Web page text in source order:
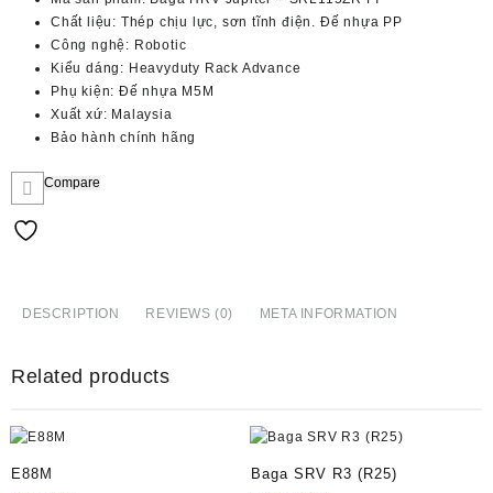
Chất liệu: Thép chịu lực, sơn tĩnh điện. Đế nhựa PP
Công nghệ: Robotic
Kiểu dáng: Heavyduty Rack Advance
Phụ kiện: Đế nhựa M5M
Xuất xứ: Malaysia
Bảo hành chính hãng
Compare
DESCRIPTION REVIEWS (0) META INFORMATION
Related products
E88M
Baga SRV R3 (R25)